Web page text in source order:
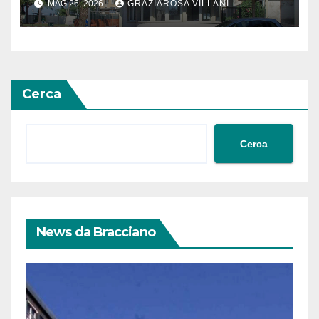
MAG 26, 2026 GRAZIAROSA VILLANI
Cerca
Cerca
News da Bracciano